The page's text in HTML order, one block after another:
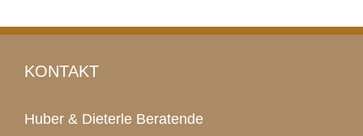
KONTAKT
Huber & Dieterle Beratende